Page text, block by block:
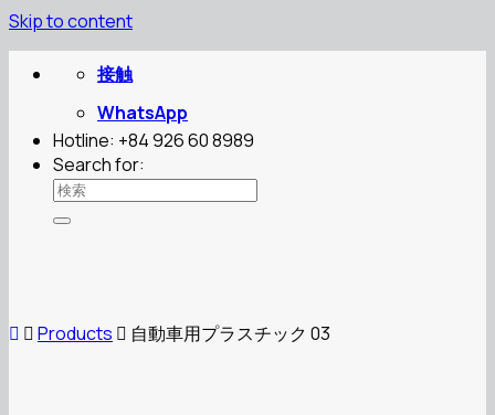
Skip to content
接触
WhatsApp
Hotline: +84 926 60 8989
Search for:
Products 自動車用プラスチック 03